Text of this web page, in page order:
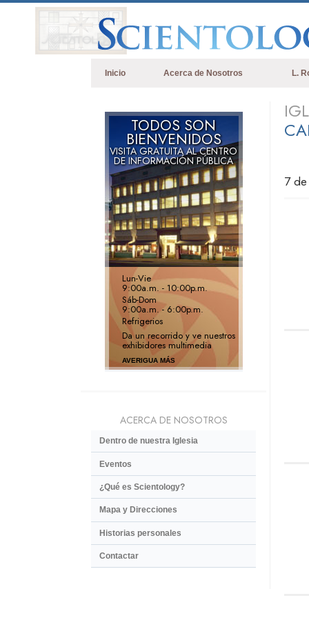
Inicio Acerca de Nosotros L.
7
TODOS SON
BIENVENIDOS
VISITA GRATUITA AL CENTRO
DE INFORMACIÓN PÚBLICA
Lun-Vie
9:00a.m. - 10:00p.m.
Sáb-Dom
9:00a.m. - 6:00p.m.
Refrigerios
Da un recorrido y ve nuestros
exhibidores multimedia
AVERIGUA MÁS
ACERCA DE NOSOTROS
Dentro de nuestra Iglesia
Eventos
¿Qué es Scientology?
Mapa y Direcciones
Historias personales
Contactar